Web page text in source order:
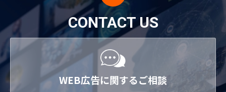
CONTACT US
WEB広告に関するご相談